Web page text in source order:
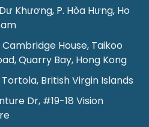
Khương, P. Hòa Hưng, Ho
House, Taikoo
Quarry Bay, Hong Kong
Tortola, British Virgin Islands
Dr, #19-18 Vision